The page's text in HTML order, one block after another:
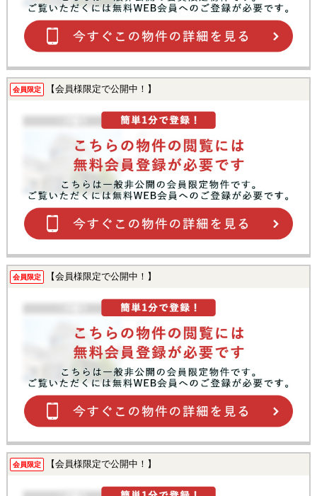
会員限定 【会員様限定で公開中！】
会員限定 【会員様限定で公開中！】
会員限定 【会員様限定で公開中！】